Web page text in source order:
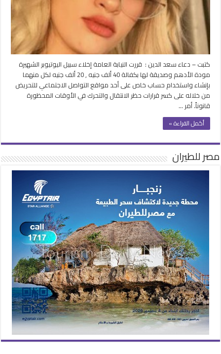
جنيه
مغلقة
كتبت – دعاء سعد الدين : قررت النيابة العامة إخلاء سبيل اليوتيوبر الشهيرة
مودة الأدهم وصديقة لها بكفالة 40 ألف جنيه , 20 ألف جنيه لكل منهما
بإنشاء واستخدام حساب خاص على أحد مواقع التواصل الاجتماعي للتحريض
من خلاله على كسر قرارات حظر الانتقال والتحرك في الأوقات المحظورة
قانوناً. أمر …
أكمل القراءة »
مصر للطيران